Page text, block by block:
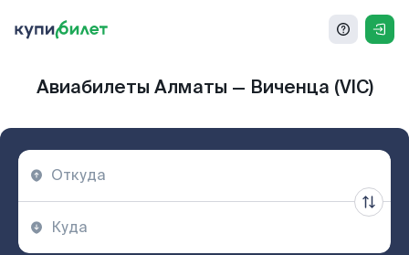
Авиабилеты Алматы — Виченца (VIC)